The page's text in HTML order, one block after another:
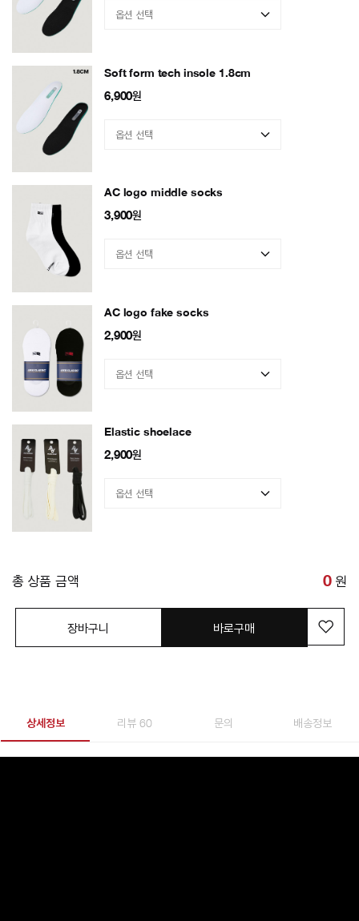
Soft form tech insole 1.8cm
6,900원
AC logo middle socks
3,900원
AC logo fake socks
2,900원
Elastic shoelace
2,900원
총 상품 금액 0 원
장바구니 바로구매
상세정보 리뷰 60 문의 배송정보